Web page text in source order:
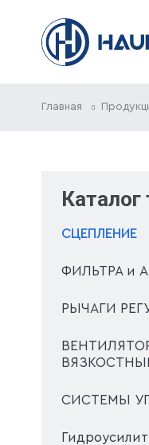
Главная
Каталог
СЦЕПЛЕНИЕ
ФИЛЬТРА и
РЫЧАГИ
СИСТЕМЫ